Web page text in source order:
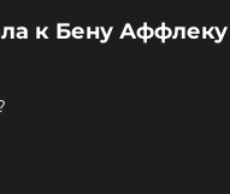
к Бену Аффлеку